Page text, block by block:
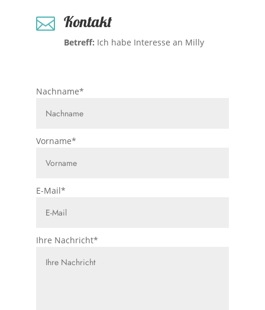
 Kontakt
Betreff: Ich habe Interesse an Milly
Nachname*
Vorname*
E-Mail*
Ihre Nachricht*